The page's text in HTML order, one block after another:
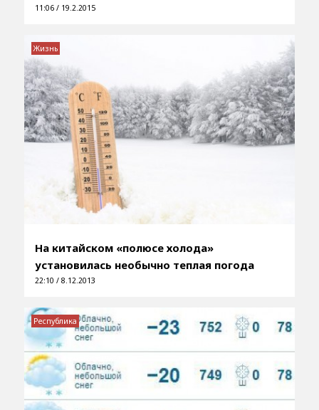
11:06 / 19.2.2015
На китайском «полюсе холода»
установилась необычно теплая погода
22:10 / 8.12.2013
Жизнь
Республика